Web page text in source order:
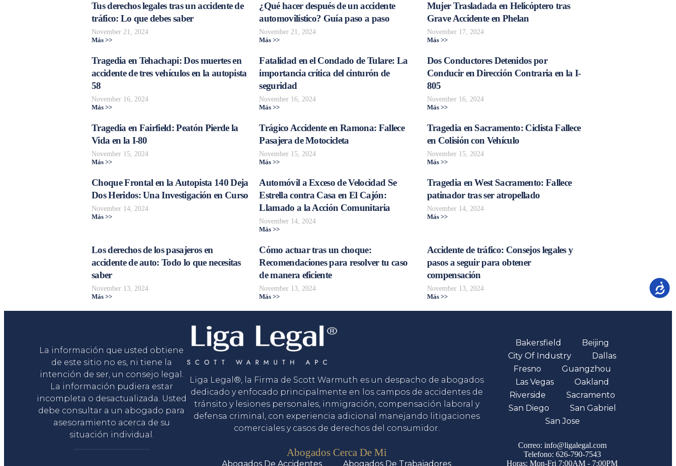
Tus derechos legales tras un accidente de
tráfico: Lo que debes saber
November 21, 2024
Más >>
¿Qué hacer después de un accidente
automovilístico? Guía paso a paso
November 21, 2024
Más >>
Mujer Trasladada en Helicóptero tras
Grave Accidente en Phelan
November 17, 2024
Más >>
Tragedia en Tehachapi: Dos muertes en
accidente de tres vehículos en la autopista
58
November 16, 2024
Más >>
Fatalidad en el Condado de Tulare: La
importancia crítica del cinturón de
seguridad
November 16, 2024
Más >>
Dos Conductores Detenidos por
Conducir en Dirección Contraria en la I-
805
November 16, 2024
Más >>
Tragedia en Fairfield: Peatón Pierde la
Vida en la I-80
November 15, 2024
Más >>
Trágico Accidente en Ramona: Fallece
Pasajera de Motocicleta
November 15, 2024
Más >>
Tragedia en Sacramento: Ciclista Fallece
en Colisión con Vehículo
November 15, 2024
Más >>
Choque Frontal en la Autopista 140 Deja
Dos Heridos: Una Investigación en Curso
November 14, 2024
Más >>
Automóvil a Exceso de Velocidad Se
Estrella contra Casa en El Cajón:
Llamado a la Acción Comunitaria
November 14, 2024
Más >>
Tragedia en West Sacramento: Fallece
patinador tras ser atropellado
November 14, 2024
Más >>
Los derechos de los pasajeros en
accidente de auto: Todo lo que necesitas
saber
November 13, 2024
Más >>
Cómo actuar tras un choque:
Recomendaciones para resolver tu caso
de manera eficiente
November 13, 2024
Más >>
Accidente de tráfico: Consejos legales y
pasos a seguir para obtener
compensación
November 13, 2024
Más >>
La información que usted obtiene
de este sitio no es, ni tiene la
intención de ser, un consejo legal.
La información pudiera estar
incompleta o desactualizada. Usted
debe consultar a un abogado para
asesoramiento acerca de su
situación individual.
Liga Legal®, la Firma de Scott Warmuth es un despacho de abogados
dedicado y enfocado principalmente en los campos de accidentes de
tránsito y lesiones personales, inmigración, compensación laboral y
defensa criminal, con experiencia adicional manejando litigaciones
comerciales y casos de derechos del consumidor.
Abogados Cerca De Mi
Abogados De Accidentes Abogados De Trabajadores
Bakersfield
Beijing
City Of Industry
Dallas
Fresno
Guangzhou
Las Vegas
Oakland
Riverside
Sacramento
San Diego
San Gabriel
San Jose
Correo: info@ligalegal.com
Telefono: 626-790-7543
Horas: Mon-Fri 7:00AM - 7:00PM